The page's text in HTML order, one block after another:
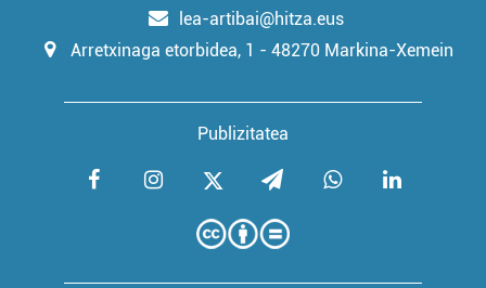
lea-artibai@hitza.eus
Arretxinaga etorbidea, 1 - 48270 Markina-Xemein
Publizitatea